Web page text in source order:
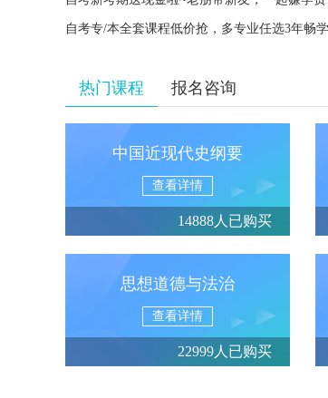
自考专/本全套课程低价抢，多专业任选3年畅学
热门课程 报名咨询
中国近现代史纲要
查看详情
14888人已购买
思想道德与法治
查看详情
22999人已购买